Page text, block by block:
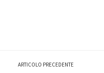
ARTICOLO PRECEDENTE